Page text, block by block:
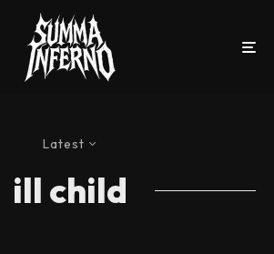
Latest
ill child